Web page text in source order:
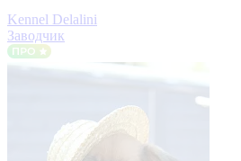
Kennel Delalini
Заводчик